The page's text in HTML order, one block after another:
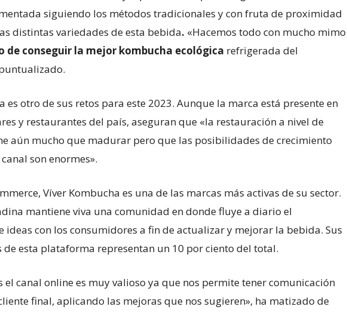
siguiendo los métodos tradicionales y con fruta de proximidad
distintas variedades de esta bebida. «Hacemos todo con mucho mimo
de conseguir la mejor kombucha ecológica refrigerada del
es otro de sus retos para este 2023. Aunque la marca está presente en
y restaurantes del país, aseguran que «la restauración a nivel de
aún mucho que madurar pero que las posibilidades de crecimiento
son enormes».
Víver Kombucha es una de las marcas más activas de su sector.
mantiene viva una comunidad en donde fluye a diario el
ideas con los consumidores a fin de actualizar y mejorar la bebida. Sus
de esta plataforma representan un 10 por ciento del total.
el canal online es muy valioso ya que nos permite tener comunicación
final, aplicando las mejoras que nos sugieren», ha matizado de